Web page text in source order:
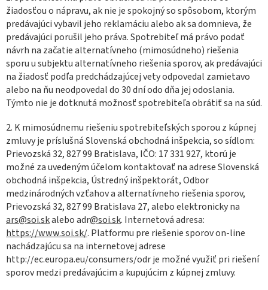
žiadosťou o nápravu, ak nie je spokojný so spôsobom, ktorým
predávajúci vybavil jeho reklamáciu alebo ak sa domnieva, že
predávajúci porušil jeho práva. Spotrebiteľ má právo podať
návrh na začatie alternatívneho (mimosúdneho) riešenia
sporu u subjektu alternatívneho riešenia sporov, ak predávajúci
na žiadosť podľa predchádzajúcej vety odpovedal zamietavo
alebo na ňu neodpovedal do 30 dní odo dňa jej odoslania.
Týmto nie je dotknutá možnosť spotrebiteľa obrátiť sa na súd.
2. K mimosúdnemu riešeniu spotrebiteľských sporou z kúpnej
zmluvy je príslušná Slovenská obchodná inšpekcia, so sídlom:
Prievozská 32, 827 99 Bratislava, IČO: 17 331 927, ktorú je
možné za uvedeným účelom kontaktovať na adrese Slovenská
obchodná inšpekcia, Ústredný inšpektorát, Odbor
medzinárodných vzťahov a alternatívneho riešenia sporov,
Prievozská 32, 827 99 Bratislava 27, alebo elektronicky na
ars@soi.skalebo adr@soi.sk. Internetová adresa:
https://www.soi.sk/. Platformu pre riešenie sporov on-line
nachádzajúcu sa na internetovej adrese
http://ec.europa.eu/consumers/odr je možné využiť pri riešení
sporov medzi predávajúcim a kupujúcim z kúpnej zmluvy.